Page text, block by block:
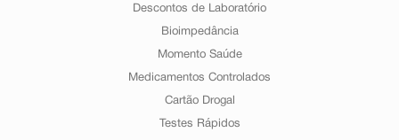
Descontos de Laboratório
Bioimpedância
Momento Saúde
Medicamentos Controlados
Cartão Drogal
Testes Rápidos